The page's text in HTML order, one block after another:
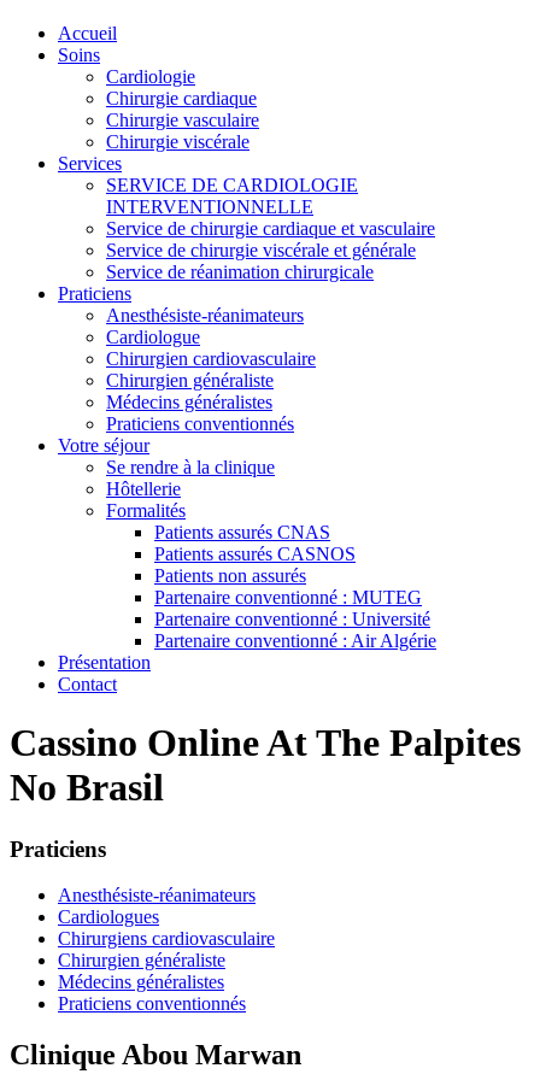
Accueil
Soins
Cardiologie
Chirurgie cardiaque
Chirurgie vasculaire
Chirurgie viscérale
Services
SERVICE DE CARDIOLOGIE
INTERVENTIONNELLE
Service de chirurgie cardiaque et vasculaire
Service de chirurgie viscérale et générale
Service de réanimation chirurgicale
Praticiens
Anesthésiste-réanimateurs
Cardiologue
Chirurgien cardiovasculaire
Chirurgien généraliste
Médecins généralistes
Praticiens conventionnés
Votre séjour
Se rendre à la clinique
Hôtellerie
Formalités
Patients assurés CNAS
Patients assurés CASNOS
Patients non assurés
Partenaire conventionné : MUTEG
Partenaire conventionné : Université
Partenaire conventionné : Air Algérie
Présentation
Contact
Cassino Online At The Palpites
No Brasil
Praticiens
Anesthésiste-réanimateurs
Cardiologues
Chirurgiens cardiovasculaire
Chirurgien généraliste
Médecins généralistes
Praticiens conventionnés
Clinique Abou Marwan